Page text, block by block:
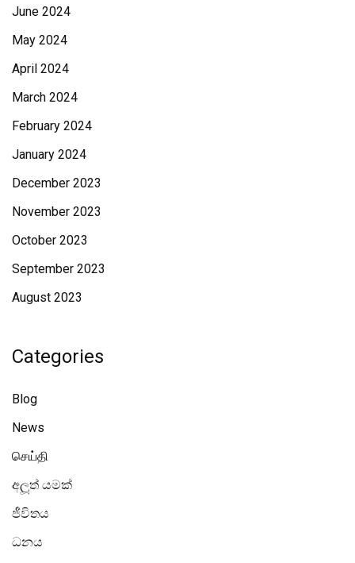
June 2024
May 2024
April 2024
March 2024
February 2024
January 2024
December 2023
November 2023
October 2023
September 2023
August 2023
Categories
Blog
News
செய்தி
අලූත් යමක්
ජීවිතය
ධනය